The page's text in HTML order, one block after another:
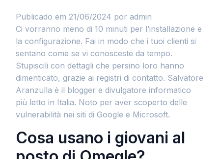
Publicado em 21/06/2024 por admin
Ci vorranno meno di 10 minuti per l’installazione e
la configurazione. Fai in modo che i tuoi clienti si
sentano come se vi conosceste da tempo.
Stupiscili con dettagli che persino loro hanno
dimenticato, grazie ai registri di contatto. Salvatore
Aranzulla è il blogger e divulgatore informatico
più letto in Italia. Noto per aver scoperto delle
vulnerabilità nei siti di Google e Microsoft.
Cosa usano i giovani al